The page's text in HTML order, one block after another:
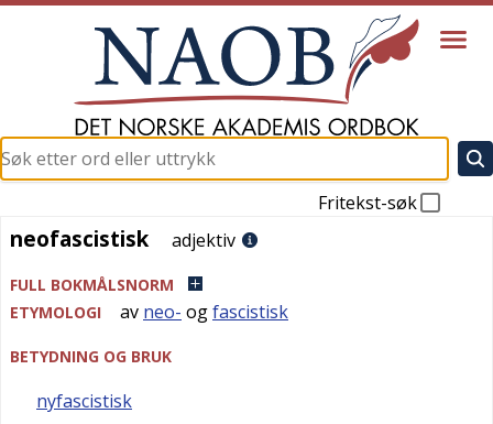
Fritekst-søk
neofascistisk
neofascistisk adjektiv
FULL BOKMÅLSNORM
ETYMOLOGI
av neo- ogfascistisk
BETYDNING OG BRUK
nyfascistisk